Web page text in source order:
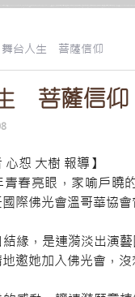
舞台人生 菩薩信仰
菩薩信仰
心恕 大樹 報導】
亮眼，家喻戶曉的
際佛光會溫哥華協會
，是連漪淡出演藝
邀她加入佛光會，